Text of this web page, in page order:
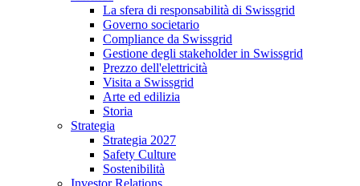
La sfera di responsabilità di Swissgrid
Governo societario
Compliance da Swissgrid
Gestione degli stakeholder in Swissgrid
Prezzo dell'elettricità
Visita a Swissgrid
Arte ed edilizia
Storia
Strategia
Strategia 2027
Safety Culture
Sostenibilità
Investor Relations